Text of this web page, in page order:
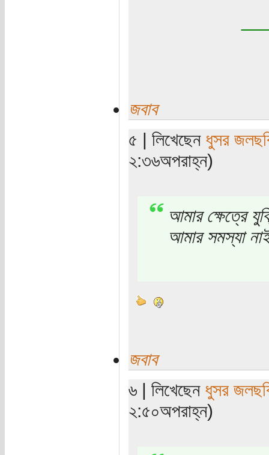
জবাব
৫ | লিখেছেন ধুসর
২:৩৬অপরাহ্ন)
আমার ক্ষেত্রে
আমার সমস্যা
জবাব
৬ | লিখেছেন ধুসর
২:৫০অপরাহ্ন)